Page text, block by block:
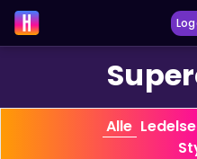
LÆRINGSVERKTØY
Alle Ledelse